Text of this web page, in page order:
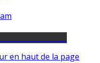
en haut de la page